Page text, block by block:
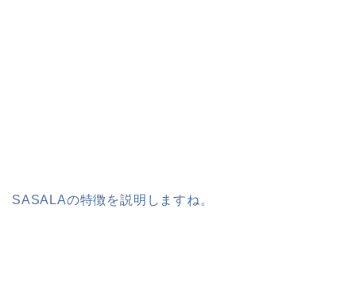
SASALAの特徴を説明しますね。